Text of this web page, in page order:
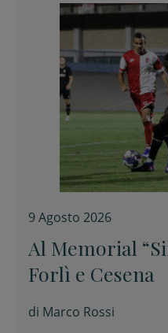
9 Agosto 2026
Al Memorial
Forlì e Cesena
di Marco Rossi